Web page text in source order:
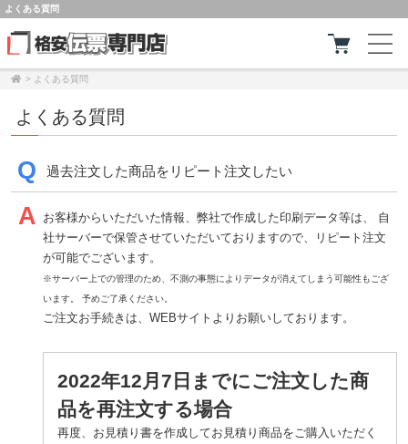
よくある質問
> よくある質問
よくある質問
過去注文した商品をリピート注文したい
お客様からいただいた情報、弊社で作成した印刷データ等は、
自
社サーバーで保管させていただいておりますので、リピート注文
が可能でございます。
※サーバー上での管理のため、不測の事態によりデータが消えてしまう可能性もござ
います。 予めご了承ください。
ご注文お手続きは、WEBサイトよりお願いしております。
2022年12月7日までにご注文した商
品を再注文する場合
再度、お見積り書を作成してお見積り商品をご購入いただく